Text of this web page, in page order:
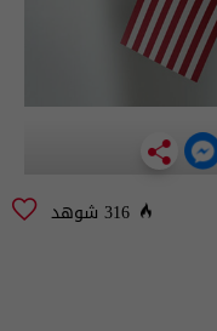
316 شوهد